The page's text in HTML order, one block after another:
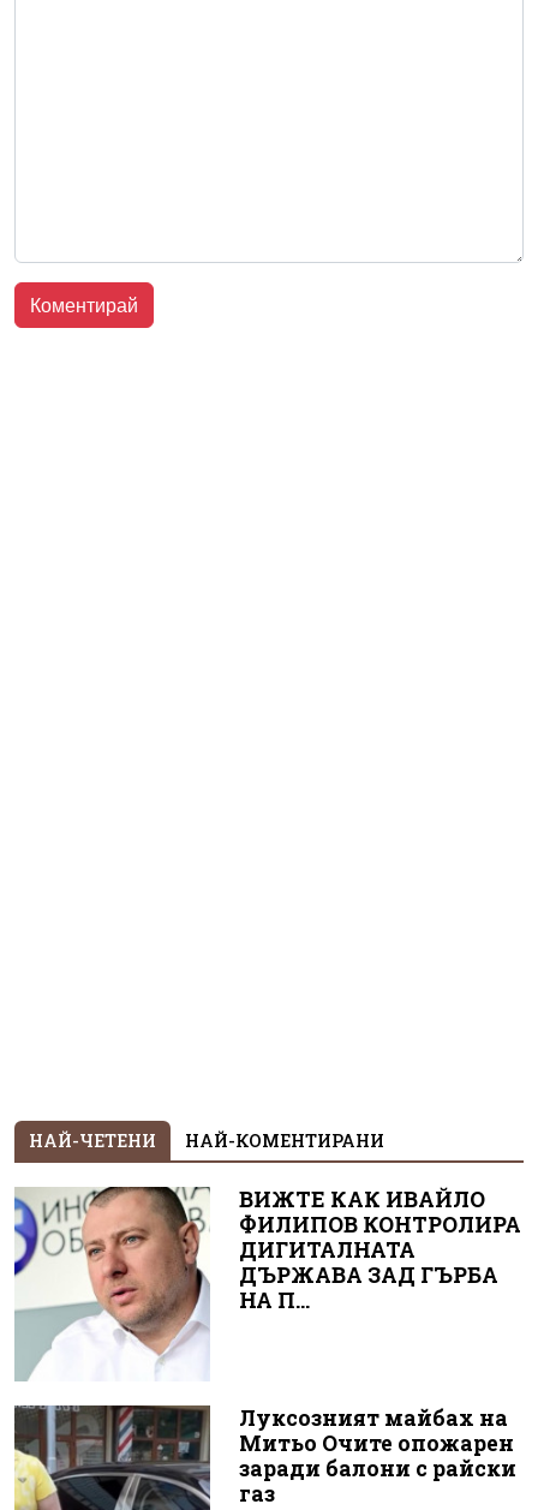
НАЙ-ЧЕТЕНИ НАЙ-КОМЕНТИРАНИ
ВИЖТЕ КАК ИВАЙЛО
ФИЛИПОВ КОНТРОЛИРА
ДИГИТАЛНАТА
ДЪРЖАВА ЗАД ГЪРБА
НА П...
Луксозният майбах на
Митьо Очите опожарен
заради балони с райски
газ